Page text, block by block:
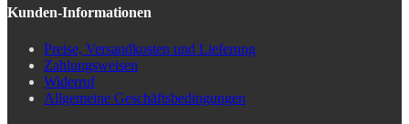
Kunden-Informationen
Preise, Versandkosten und Lieferung
Zahlungsweisen
Widerruf
Allgemeine Geschäftsbedingungen